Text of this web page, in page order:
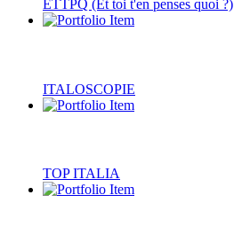
ETTPQ (Et toi t'en penses quoi ?)
ITALOSCOPIE
TOP ITALIA